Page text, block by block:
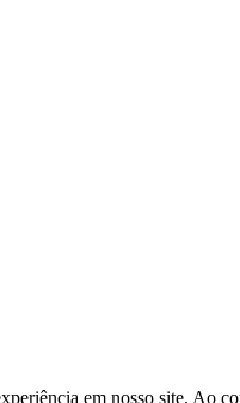
em nosso site. Ao